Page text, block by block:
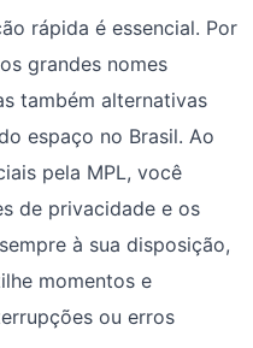
rápida é essencial. Por
grandes nomes
também alternativas
espaço no Brasil. Ao
pela MPL, você
de privacidade e os
à sua disposição,
momentos e
ou erros